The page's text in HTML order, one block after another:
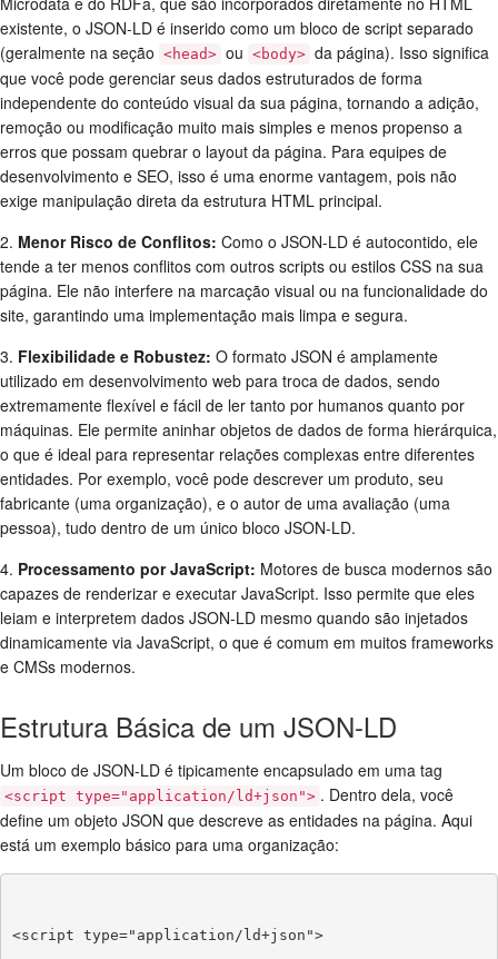
existente, o JSON-LD é inserido como um bloco de script separado
(geralmente na seção <head> ou <body> da página). Isso significa
que você pode gerenciar seus dados estruturados de forma
independente do conteúdo visual da sua página, tornando a adição,
remoção ou modificação muito mais simples e menos propenso a
erros que possam quebrar o layout da página. Para equipes de
desenvolvimento e SEO, isso é uma enorme vantagem, pois não
exige manipulação direta da estrutura HTML principal.
2. Menor Risco de Conflitos: Como o JSON-LD é autocontido, ele
tende a ter menos conflitos com outros scripts ou estilos CSS na sua
página. Ele não interfere na marcação visual ou na funcionalidade do
site, garantindo uma implementação mais limpa e segura.
3. Flexibilidade e Robustez: O formato JSON é amplamente
utilizado em desenvolvimento web para troca de dados, sendo
extremamente flexível e fácil de ler tanto por humanos quanto por
máquinas. Ele permite aninhar objetos de dados de forma hierárquica,
o que é ideal para representar relações complexas entre diferentes
entidades. Por exemplo, você pode descrever um produto, seu
fabricante (uma organização), e o autor de uma avaliação (uma
pessoa), tudo dentro de um único bloco JSON-LD.
4. Processamento por JavaScript: Motores de busca modernos são
capazes de renderizar e executar JavaScript. Isso permite que eles
leiam e interpretem dados JSON-LD mesmo quando são injetados
dinamicamente via JavaScript, o que é comum em muitos frameworks
e CMSs modernos.
Estrutura Básica de um JSON-LD
Um bloco de JSON-LD é tipicamente encapsulado em uma tag
<script type="application/ld+json"> . Dentro dela, você
define um objeto JSON que descreve as entidades na página. Aqui
está um exemplo básico para uma organização:
<script type="application/ld+json">